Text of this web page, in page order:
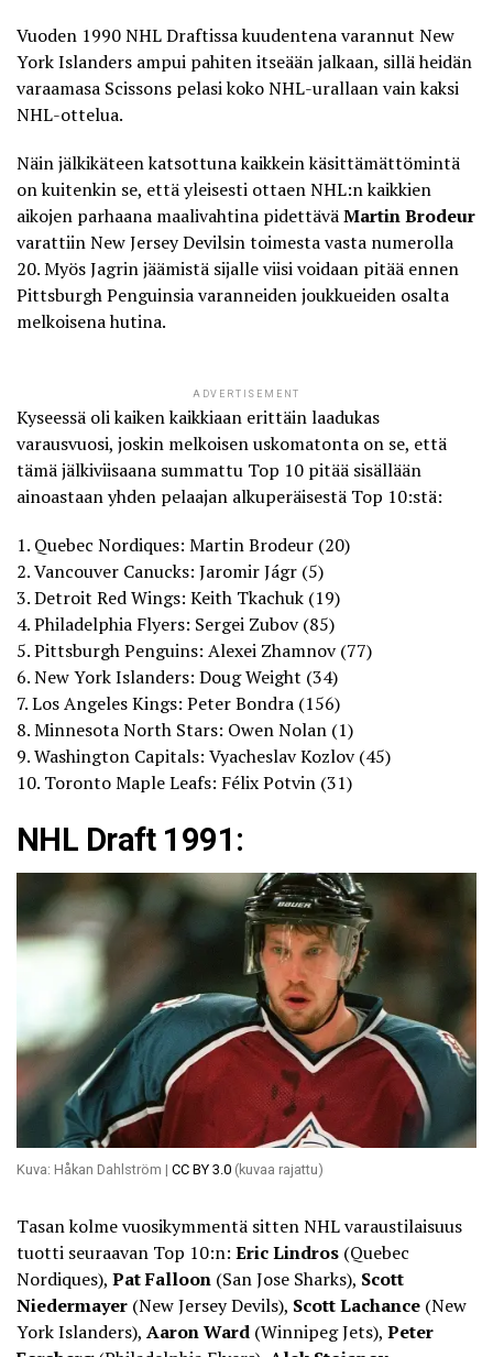
Vuoden 1990 NHL Draftissa kuudentena varannut New
York Islanders ampui pahiten itseään jalkaan, sillä heidän
varaamasa Scissons pelasi koko NHL-urallaan vain kaksi
NHL-ottelua.
Näin jälkikäteen katsottuna kaikkein käsittämättömintä
on kuitenkin se, että yleisesti ottaen NHL:n kaikkien
aikojen parhaana maalivahtina pidettäväMartin Brodeur
varattiin New Jersey Devilsin toimesta vasta numerolla
20. Myös Jagrin jäämistä sijalle viisi voidaan pitää ennen
Pittsburgh Penguinsia varanneiden joukkueiden osalta
melkoisena hutina.
ADVERTISEMENT
Kyseessä oli kaiken kaikkiaan erittäin laadukas
varausvuosi, joskin melkoisen uskomatonta on se, että
tämä jälkiviisaana summattu Top 10 pitää sisällään
ainoastaan yhden pelaajan alkuperäisestä Top 10:stä:
1. Quebec Nordiques: Martin Brodeur (20)
2. Vancouver Canucks: Jaromir Jágr (5)
3. Detroit Red Wings: Keith Tkachuk (19)
4. Philadelphia Flyers: Sergei Zubov (85)
5. Pittsburgh Penguins: Alexei Zhamnov (77)
6. New York Islanders: Doug Weight (34)
7. Los Angeles Kings: Peter Bondra (156)
8. Minnesota North Stars: Owen Nolan (1)
9. Washington Capitals: Vyacheslav Kozlov (45)
10. Toronto Maple Leafs: Félix Potvin (31)
NHL Draft 1991:
Kuva: Håkan Dahlström | CC BY 3.0 (kuvaa rajattu)
Tasan kolme vuosikymmentä sitten NHL varaustilaisuus
tuotti seuraavan Top 10:n: Eric Lindros (Quebec
Nordiques), Pat Falloon (San Jose Sharks), Scott
Niedermayer (New Jersey Devils), Scott Lachance (New
York Islanders), Aaron Ward (Winnipeg Jets), Peter